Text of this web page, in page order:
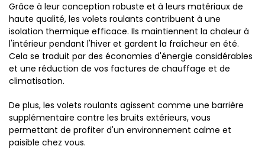
Grâce à leur conception robuste et à leurs matériaux de
haute qualité, les volets roulants contribuent à une
isolation thermique efficace. Ils maintiennent la chaleur à
l'intérieur pendant l'hiver et gardent la fraîcheur en été.
Cela se traduit par des économies d'énergie considérables
et une réduction de vos factures de chauffage et de
climatisation.
De plus, les volets roulants agissent comme une barrière
supplémentaire contre les bruits extérieurs, vous
permettant de profiter d'un environnement calme et
paisible chez vous.